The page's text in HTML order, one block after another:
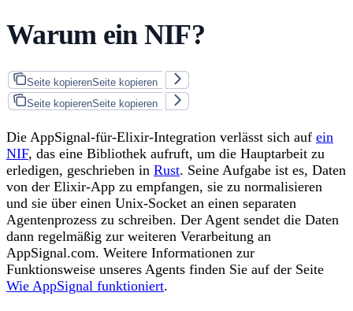
Warum ein NIF?
Seite kopierenSeite kopieren
Seite kopierenSeite kopieren
Die AppSignal-für-Elixir-Integration verlässt sich auf ein
NIF, das eine Bibliothek aufruft, um die Hauptarbeit zu
erledigen, geschrieben in Rust. Seine Aufgabe ist es, Daten
von der Elixir-App zu empfangen, sie zu normalisieren
und sie über einen Unix-Socket an einen separaten
Agentenprozess zu schreiben. Der Agent sendet die Daten
dann regelmäßig zur weiteren Verarbeitung an
AppSignal.com. Weitere Informationen zur
Funktionsweise unseres Agents finden Sie auf der Seite
Wie AppSignal funktioniert.